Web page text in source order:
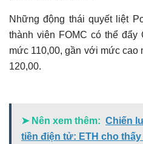
Những động thái quyết liệt
thành viên FOMC có thể
mức 110,00, gần với mức cao
120,00.
➤ Nên xem thêm: Chiến
tiền điện tử: ETH cho